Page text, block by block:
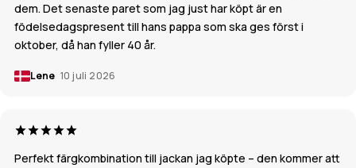
dem. Det senaste paret som jag just har köpt är en
födelsedagspresent till hans pappa som ska ges först i
oktober, då han fyller 40 år.
Lene 10 juli 2026
Perfekt färgkombination till jackan jag köpte – den kommer att